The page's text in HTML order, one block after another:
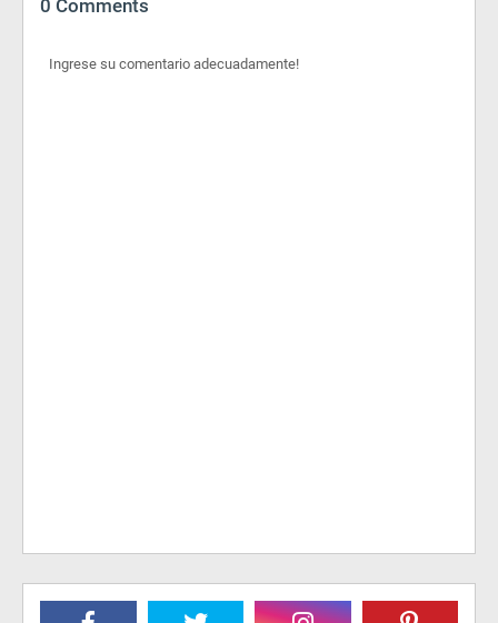
0 Comments
Ingrese su comentario adecuadamente!